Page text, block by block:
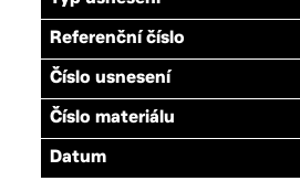
Referenční číslo
Číslo usnesení
Číslo materiálu
Datum